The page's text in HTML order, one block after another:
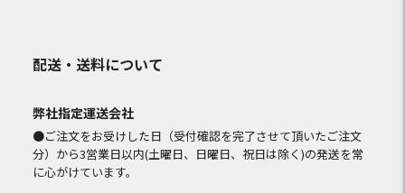
配送・送料について
弊社指定運送会社
●ご注文をお受けした日（受付確認を完了させて頂いたご注文
分）から3営業日以内(土曜日、日曜日、祝日は除く)の発送を常
に心がけています。